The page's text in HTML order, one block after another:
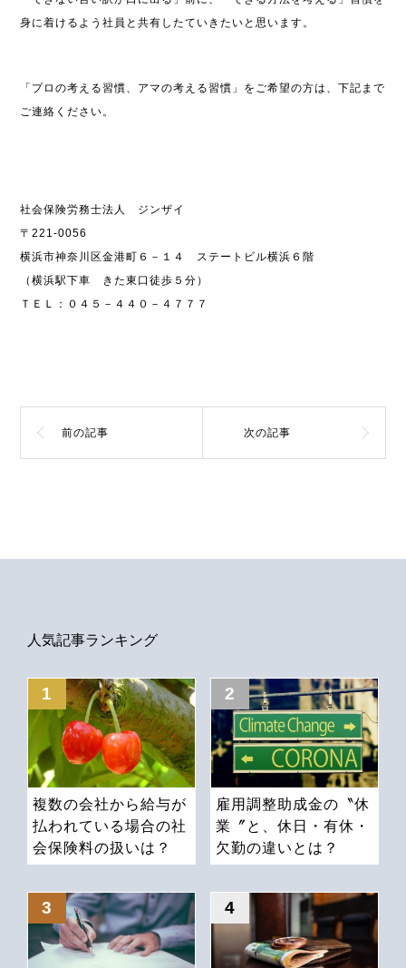
身に着けるよう社員と共有したていきたいと思います。
「プロの考える習慣、アマの考える習慣」をご希望の方は、下記まで
ご連絡ください。
社会保険労務士法人 ジンザイ
〒221-0056
横浜市神奈川区金港町６－１４ ステートビル横浜６階
（横浜駅下車 きた東口徒歩５分）
ＴＥＬ：０４５－４４０－４７７７
前の記事 次の記事
人気記事ランキング
複数の会社から給与が
払われている場合の社
会保険料の扱いは？
雇用調整助成金の〝休
業〞と、休日・有休・
欠勤の違いとは？